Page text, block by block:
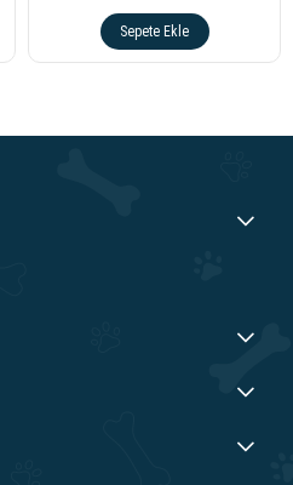
Sepete Ekle